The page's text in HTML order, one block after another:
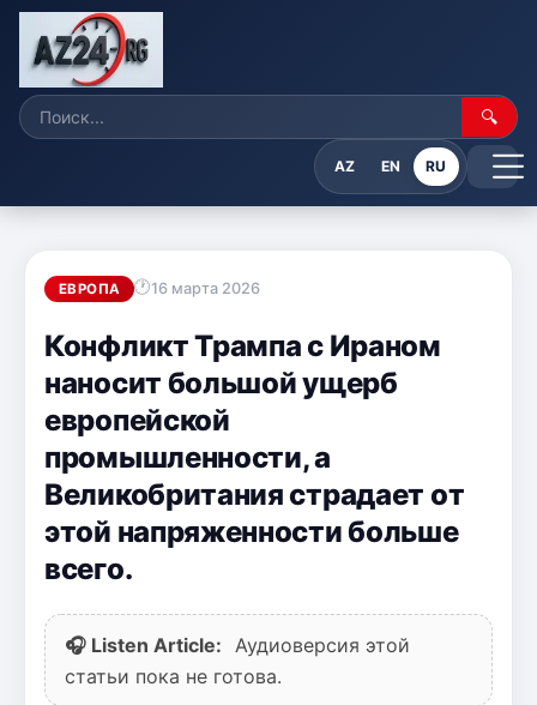
🔍
AZ EN RU
ЕВРОПА 16 марта 2026
Конфликт Трампа с Ираном
наносит большой ущерб
европейской
промышленности, а
Великобритания страдает от
этой напряженности больше
всего.
🎧 Listen Article:
Аудиоверсия этой
статьи пока не готова.